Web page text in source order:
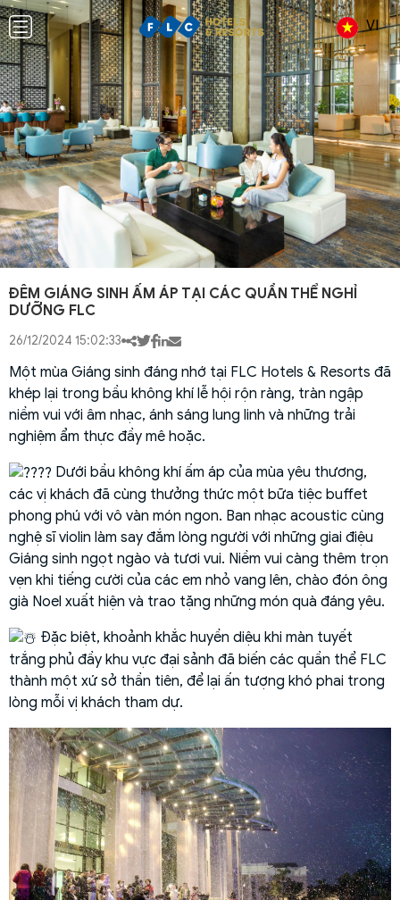
VI
ĐÊM GIÁNG SINH ẤM ÁP TẠI CÁC QUẦN THỂ NGHỈ
DƯỠNG FLC
26/12/2024 15:02:33
Một mùa Giáng sinh đáng nhớ tại FLC Hotels & Resorts đã
khép lại trong bầu không khí lễ hội rộn ràng, tràn ngập
niềm vui với âm nhạc, ánh sáng lung linh và những trải
nghiệm ẩm thực đầy mê hoặc.
Dưới bầu không khí ấm áp của mùa yêu thương,
các vị khách đã cùng thưởng thức một bữa tiệc buffet
phong phú với vô vàn món ngon. Ban nhạc acoustic cùng
nghệ sĩ violin làm say đắm lòng người với những giai điệu
Giáng sinh ngọt ngào và tươi vui. Niềm vui càng thêm trọn
vẹn khi tiếng cười của các em nhỏ vang lên, chào đón ông
già Noel xuất hiện và trao tặng những món quà đáng yêu.
Đặc biệt, khoảnh khắc huyền diệu khi màn tuyết
trắng phủ đầy khu vực đại sảnh đã biến các quần thể FLC
thành một xứ sở thần tiên, để lại ấn tượng khó phai trong
lòng mỗi vị khách tham dự.